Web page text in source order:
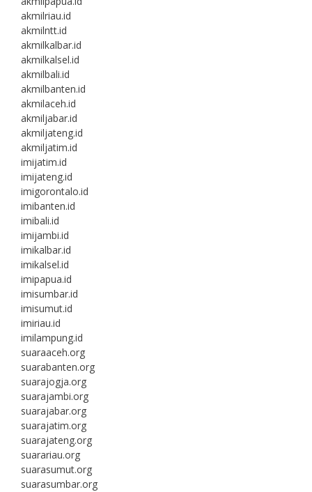
akmilriau.id
akmilntt.id
akmilkalbar.id
akmilkalsel.id
akmilbali.id
akmilbanten.id
akmilaceh.id
akmiljabar.id
akmiljateng.id
akmiljatim.id
imijatim.id
imijateng.id
imigorontalo.id
imibanten.id
imibali.id
imijambi.id
imikalbar.id
imikalsel.id
imipapua.id
imisumbar.id
imisumut.id
imiriau.id
imilampung.id
suaraaceh.org
suarabanten.org
suarajogja.org
suarajambi.org
suarajabar.org
suarajatim.org
suarajateng.org
suarariau.org
suarasumut.org
suarasumbar.org